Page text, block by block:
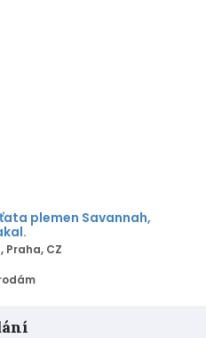
plemen Savannah,
Praha, CZ